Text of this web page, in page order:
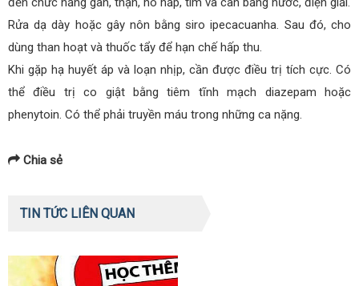
Rửa dạ dày hoặc gây nôn bằng siro ipecacuanha. Sau đó, cho
dùng than hoạt và thuốc tẩy để hạn chế hấp thu.
Khi gặp hạ huyết áp và loạn nhịp, cần được điều trị tích cực. Có
thể điều trị co giật bằng tiêm tĩnh mạch diazepam hoặc
phenytoin. Có thể phải truyền máu trong những ca nặng.
Chia sẻ
TIN TỨC LIÊN QUAN